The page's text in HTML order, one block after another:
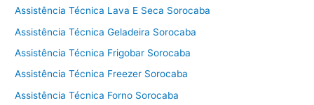
i
a
E
t
Assistência Técnica Lava E Seca Sorocaba
Assistência Técnica Geladeira Sorocaba
Assistência Técnica Frigobar Sorocaba
Assistência Técnica Freezer Sorocaba
Assistência Técnica Forno Sorocaba